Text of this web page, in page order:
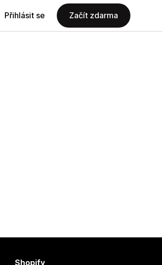
Přihlásit se Začít zdarma
Shopify